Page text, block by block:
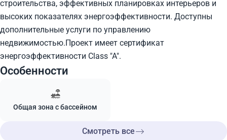
строительства, эффективных планировках интерьеров и
высоких показателях энергоэффективности. Доступны
дополнительные услуги по управлению
недвижимостью.Проект имеет сертификат
энергоэффективности Class "A".
Особенности
Общая зона с бассейном
Смотреть все